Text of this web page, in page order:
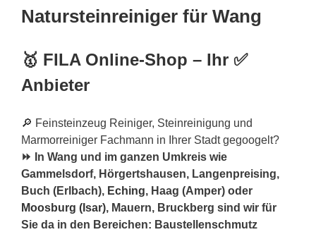
Natursteinreiniger für Wang
🥇 FILA Online-Shop – Ihr ✅
Anbieter
🔎 Feinsteinzeug Reiniger, Steinreinigung und
Marmorreiniger Fachmann in Ihrer Stadt gegoogelt?
⏩ In Wang und im ganzen Umkreis wie
Gammelsdorf, Hörgertshausen, Langenpreising,
Buch (Erlbach), Eching, Haag (Amper) oder
Moosburg (Isar), Mauern, Bruckberg sind wir für
Sie da in den Bereichen: Baustellenschmutz